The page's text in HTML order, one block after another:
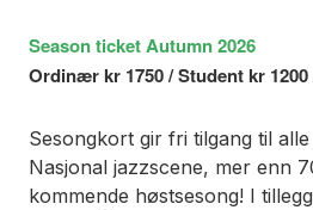
Season ticket Autumn 2026
Ordinær kr 1750 / Student kr
Sesongkort gir fri tilgang til
Nasjonal jazzscene, mer enn
kommende høstsesong! I